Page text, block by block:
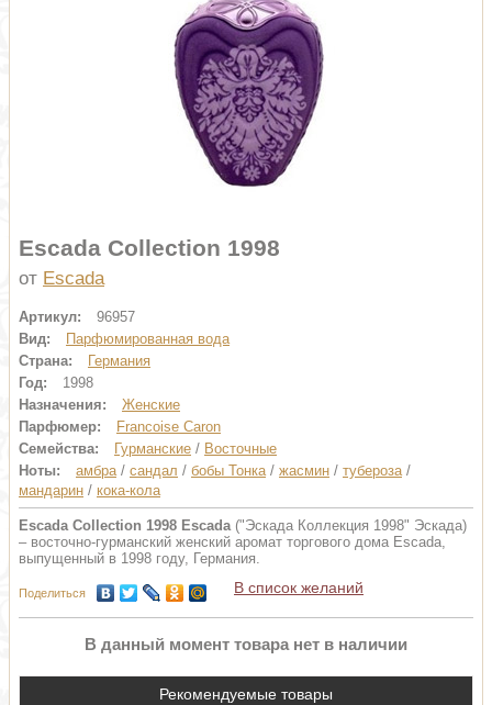
Escada Collection 1998
от Escada
Артикул:
96957
Вид:
Парфюмированная вода
Страна:
Германия
Год:
1998
Назначения:
Женские
Парфюмер:
Francoise Caron
Семейства:
Гурманские / Восточные
Ноты:
амбра/ сандал / бобы Тонка/ жасмин / тубероза/
мандарин / кока-кола
Escada Collection 1998 Escada("Эскада Коллекция 1998" Эскада)
– восточно-гурманский женский аромат торгового дома Escada,
выпущенный в 1998 году, Германия.
Поделиться В список желаний
В данный момент товара нет в наличии
Рекомендуемые товары